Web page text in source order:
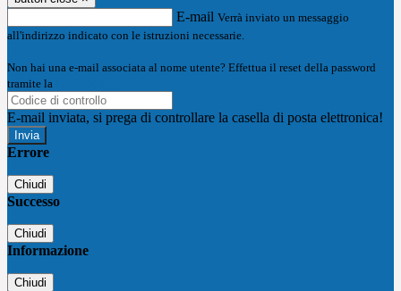
E-mail Verrà inviato un messaggio
all'indirizzo indicato con le istruzioni necessarie.
Non hai una e-mail associata al nome utente? Effettua il reset della password
tramite la
E-mail inviata, si prega di controllare la casella di posta elettronica!
Errore
Chiudi
Successo
Chiudi
Informazione
Chiudi